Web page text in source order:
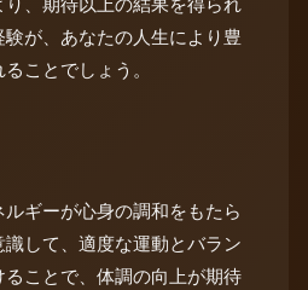
、期待以上の結果を得られ
が、あなたの人生により豊
ことでしょう。
ギーが心身の調和をもたら
して、適度な運動とバラン
ことで、体調の向上が期待